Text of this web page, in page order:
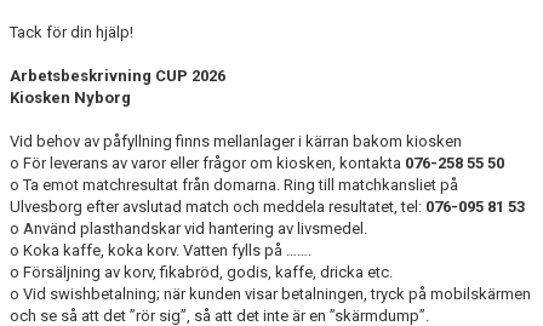
Tack för din hjälp!
Arbetsbeskrivning CUP 2026
Kiosken Nyborg
Vid behov av påfyllning finns mellanlager i kärran bakom kiosken
o För leverans av varor eller frågor om kiosken, kontakta 076-258 55 50
o Ta emot matchresultat från domarna. Ring till matchkansliet på
Ulvesborg efter avslutad match och meddela resultatet, tel: 076-095 81 53
o Använd plasthandskar vid hantering av livsmedel.
o Koka kaffe, koka korv. Vatten fylls på …….
o Försäljning av korv, fikabröd, godis, kaffe, dricka etc.
o Vid swishbetalning; när kunden visar betalningen, tryck på mobilskärmen
och se så att det ”rör sig”, så att det inte är en ”skärmdump”.